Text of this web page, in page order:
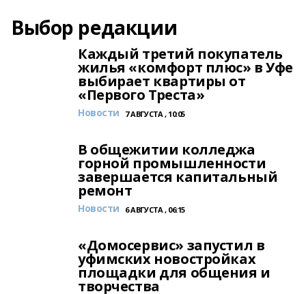
Выбор редакции
Каждый третий покупатель
жилья «комфорт плюс» в Уфе
выбирает квартиры от
«Первого Треста»
Новости 7 АВГУСТА , 10:05
В общежитии колледжа
горной промышленности
завершается капитальный
ремонт
Новости 6 АВГУСТА , 06:15
«Домосервис» запустил в
уфимских новостройках
площадки для общения и
творчества